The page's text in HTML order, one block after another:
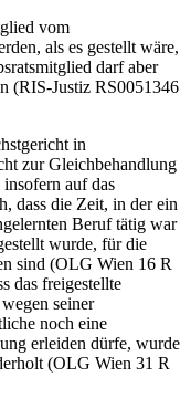
vom
als es gestellt wäre,
darf aber
(RIS-Justiz RS0051346
in
zur Gleichbehandlung
auf das
dass die Zeit, in der ein
Beruf tätig war
wurde, für die
sind (OLG Wien 16 R
das freigestellte
seiner
noch eine
erleiden dürfe, wurde
(OLG Wien 31 R